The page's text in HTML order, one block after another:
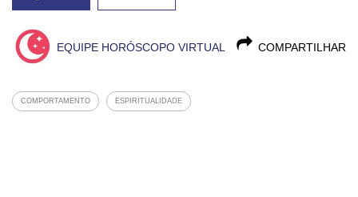
COMPARTILHAR
EQUIPE HORÓSCOPO VIRTUAL
COMPORTAMENTO ESPIRITUALIDADE